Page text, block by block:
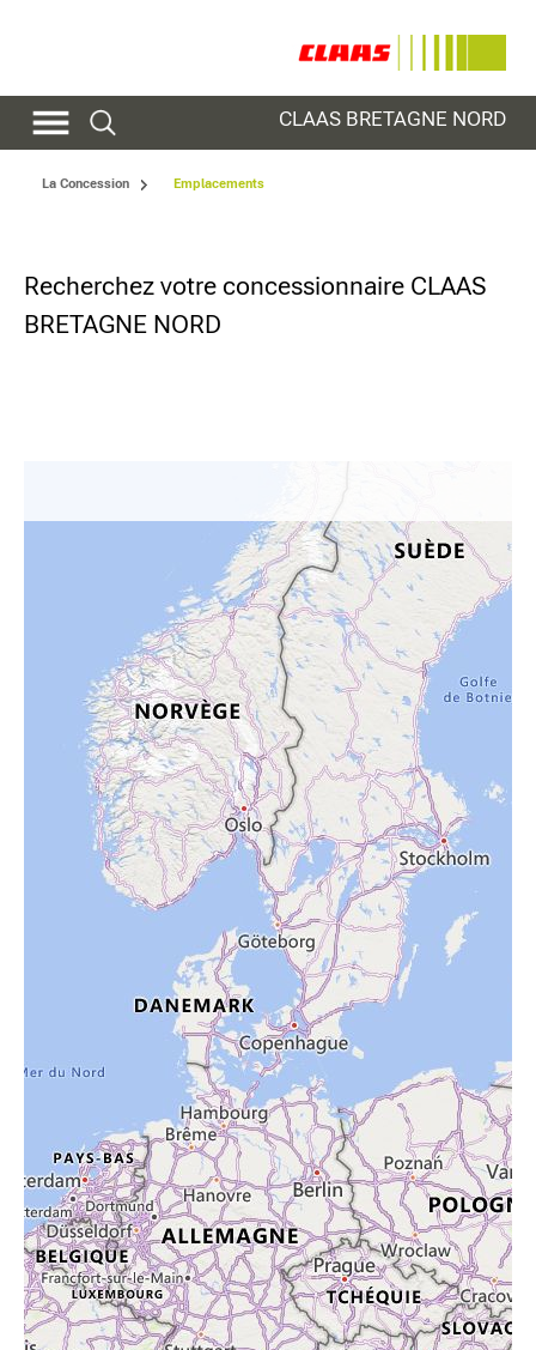
CLAAS BRETAGNE NORD
La Concession Emplacements
Recherchez votre concessionnaire CLAAS
BRETAGNE NORD